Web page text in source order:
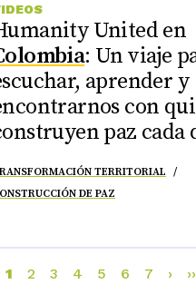
United en
: Un viaje
aprender y
con
paz cada
TERRITORIAL
DE PAZ
1 2 3 4 5 6 7 › ››